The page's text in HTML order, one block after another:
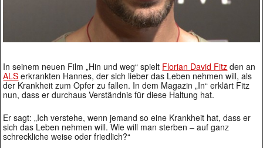
In seinem neuen Film „Hin und weg“ spielt Florian David Fitz den an
ALS erkrankten Hannes, der sich lieber das Leben nehmen will, als
der Krankheit zum Opfer zu fallen. In dem Magazin „In“ erklärt Fitz
nun, dass er durchaus Verständnis für diese Haltung hat.
Er sagt: „Ich verstehe, wenn jemand so eine Krankheit hat, dass er
sich das Leben nehmen will. Wie will man sterben – auf ganz
schreckliche weise oder friedlich?“